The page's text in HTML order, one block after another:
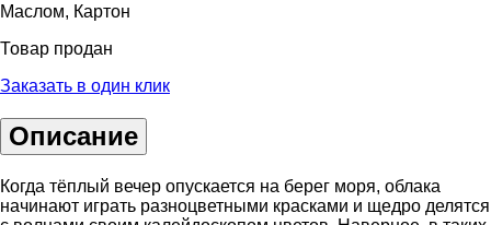
Маслом, Картон
Товар продан
Заказать в один клик
Описание
Когда тёплый вечер опускается на берег моря, облака
начинают играть разноцветными красками и щедро делятся